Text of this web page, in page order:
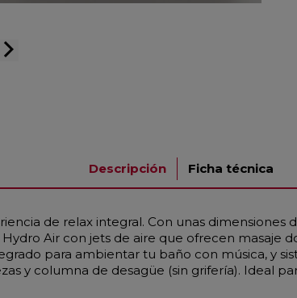
arrow_forward_ios
Descripción Ficha técnica
de relax integral. Con unas
Air con jets de aire que ofrecen masaje
para ambientar tu baño con música, y
y columna de desagüe (sin grifería). Ideal